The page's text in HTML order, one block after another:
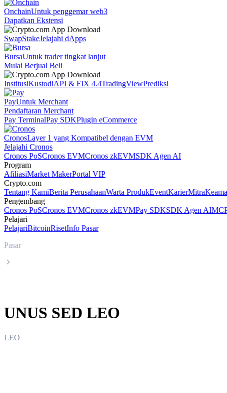
OnchainUntuk penggemar web3
Dapatkan Ekstensi
SwapStakeJelajahi dApps
BursaUntuk trader tingkat lanjut
Mulai Berjual Beli
InstitusiKustodiAPI & FIX 4.4TradingViewPrediksi
PayUntuk Merchant
Pendaftaran Merchant
Pay TerminalPay SDKPlugin eCommerce
CronosLayer 1 yang Kompatibel dengan EVM
Jelajahi Cronos
Cronos PoSCronos EVMCronos zkEVMSDK Agen AI
Program
AfiliasiMarket MakerPortal VIP
Crypto.com
Tentang KamiBerita PerusahaanWarta ProdukEventKarierMitra
Pengembang
Cronos PoSCronos EVMCronos zkEVMPay SDKSDK Agen AI
Pelajari
PelajariBitcoinRisetInfo Pasar
Pasar
UNUS SED LEO
LEO